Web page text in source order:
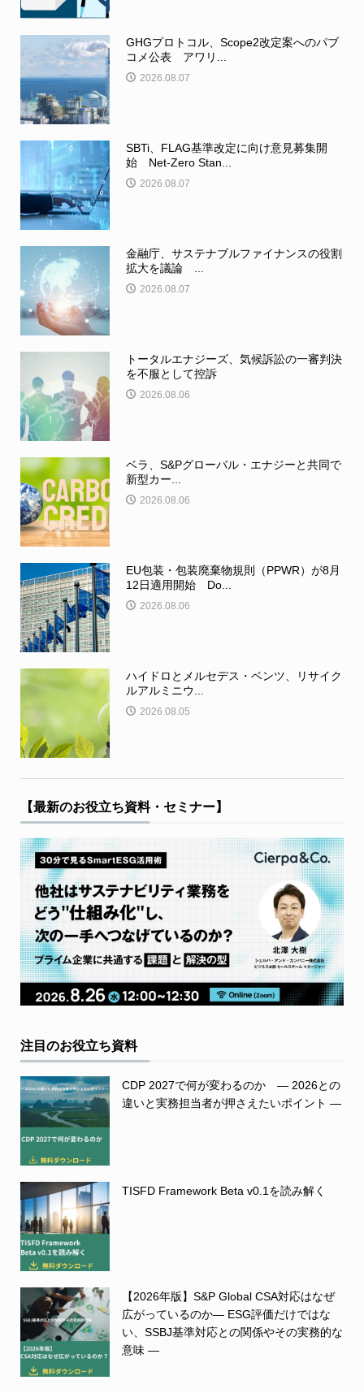
GHGプロトコル、Scope2改定案へのパブ
コメ公表 アワリ...
2026.08.07
SBTi、FLAG基準改定に向け意見募集開
始 Net-Zero Stan...
2026.08.07
金融庁、サステナブルファイナンスの役割
拡大を議論 ...
2026.08.07
トータルエナジーズ、気候訴訟の一審判決
を不服として控訴
2026.08.06
ベラ、S&Pグローバル・エナジーと共同で
新型カー...
2026.08.06
EU包装・包装廃棄物規則（PPWR）が8月
12日適用開始 Do...
2026.08.06
ハイドロとメルセデス・ベンツ、リサイク
ルアルミニウ...
2026.08.05
【最新のお役立ち資料・セミナー】
注目のお役立ち資料
CDP 2027で何が変わるのか ― 2026との
違いと実務担当者が押さえたいポイント ―
TISFD Framework Beta v0.1を読み解く
【2026年版】S&P Global CSA対応はなぜ
広がっているのか― ESG評価だけではな
い、SSBJ基準対応との関係やその実務的な
意味 ―